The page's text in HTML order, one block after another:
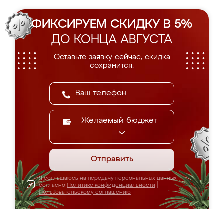
ФИКСИРУЕМ СКИДКУ В 5%
ДО КОНЦА АВГУСТА
Оставьте заявку сейчас, скидка
сохранится.
Желаемый бюджет
Отправить
Я соглашаюсь на передачу персональных данных
согласно Политике конфиденциальности
Пользовательскому соглашению